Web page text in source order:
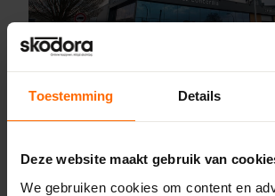
Toestemming Details
Deze website maakt gebruik van
We gebruiken cookies om content en